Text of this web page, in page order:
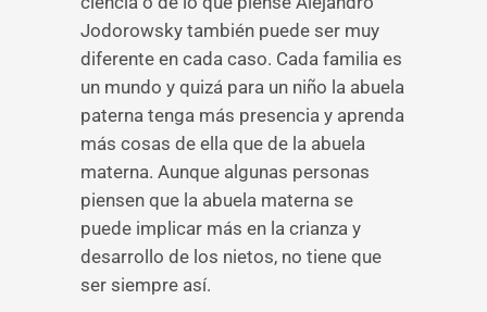
Jodorowsky también puede ser muy
diferente en cada caso. Cada familia es
un mundo y quizá para un niño la abuela
paterna tenga más presencia y aprenda
más cosas de ella que de la abuela
materna. Aunque algunas personas
piensen que la abuela materna se
puede implicar más en la crianza y
desarrollo de los nietos, no tiene que
ser siempre así.